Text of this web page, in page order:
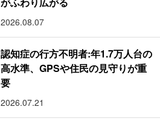
2026.08.07
認知症の行方不明者:年1.7万人台の
高水準、GPSや住民の見守りが重
要
2026.07.21